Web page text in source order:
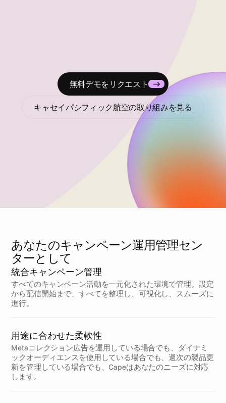
ムレスな実行を実現しましょう。
無料デモをリクエスト
キャセイパシフィック航空の取り組みを見る
あなたのキャンペーン運用管理セン
ターとして
統合キャンペーン管理
すべてのキャンペーン活動を一元化された環境で管理。設定
から配信開始まで、すべてを整理し、可視化し、スムーズに
進行。
用途に合わせた柔軟性
Metaコレクション広告を運用している場合でも、ダイナミ
ックオーディエンスを使用している場合でも、週次の製品更
新を管理している場合でも、Capeはあなたのニーズに対応
します。